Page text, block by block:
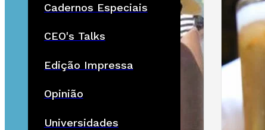
Cadernos Especiais
CEO's Talks
Edição Impressa
Opinião
Universidades